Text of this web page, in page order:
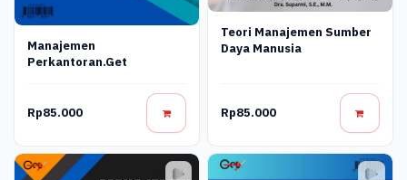
Manajemen
Perkantoran.get
Rp85.000
Teori Manajemen Sumber
Daya Manusia
Rp85.000